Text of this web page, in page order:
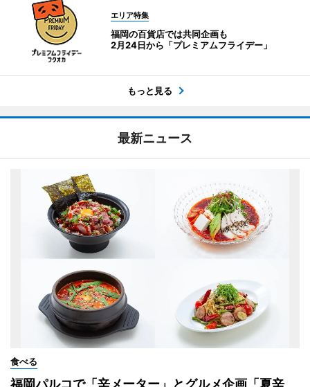
エリア特集
福岡の百貨店では共同企画も
2月24日から「プレミアムフライデー」
もっと見る
最新ニュース
食べる
福岡パルコで「辛メーター」とグルメ企画「夏辛